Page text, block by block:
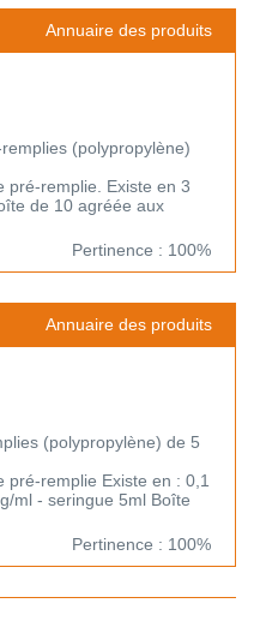
Annuaire des produits
(polypropylène)
pré-remplie. Existe en 3
de 10 agréée aux
Pertinence : 100%
Annuaire des produits
(polypropylène) de 5
pré-remplie Existe en : 0,1
ml - seringue 5ml Boîte
Pertinence : 100%